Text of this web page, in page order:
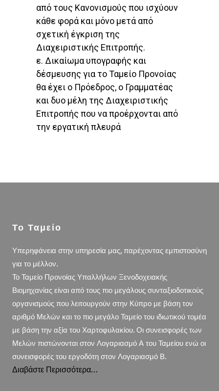
από τους Κανονισμούς που ισχύουν
κάθε φορά και μόνο μετά από
σχετική έγκριση της
Διαχειριστικής Επιτροπής.
ε. Δικαίωμα υπογραφής και
δέσμευσης για το Ταμείο Προνοίας
θα έχει ο Πρόεδρος, ο Γραμματέας
και δυο μέλη της Διαχειριστικής
Επιτροπής που να προέρχονται από
την εργατική πλευρά
Το Ταμείο
Υπερηφάνεια στην υπηρεσία μας, παρέχοντας εμπιστοσύνη
για το μέλλον.
Το Ταμείο Προνοίας Υπαλλήλων Ξενοδοχειακής
Βιομηχανίας είναι από τους πιο μεγάλους συνταξιοδοτικούς
οργανισμούς που λειτουργούν στην Κύπρο με βάση τον
αριθμό Μελών και το πιο μεγάλο Ταμείο του ιδιωτικού τομέα
με βάση την αξία του Χαρτοφυλακίου. Οι συνεισφορές των
Μελών πιστώνονται στον Λογαριασμό Α του Ταμείου ενώ οι
συνεισφορές του εργοδότη στον Λογαριασμό Β.
Διαβάστε Περισσότερα…